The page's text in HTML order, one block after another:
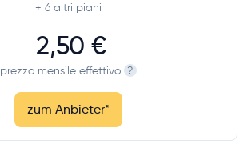
+ 6 altri piani
2,50 €
prezzo mensile effettivo ?
zum Anbieter*